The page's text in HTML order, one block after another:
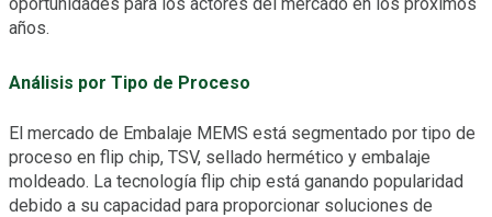
oportunidades para los actores del mercado en los próximos
años.
Análisis por Tipo de Proceso
El mercado de Embalaje MEMS está segmentado por tipo de
proceso en flip chip, TSV, sellado hermético y embalaje
moldeado. La tecnología flip chip está ganando popularidad
debido a su capacidad para proporcionar soluciones de